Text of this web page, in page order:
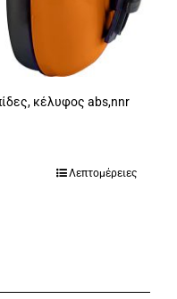
κέλυφος abs,nnr
Λεπτομέρειες